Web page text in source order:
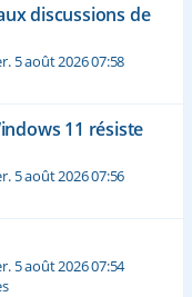
discussions de
5 août 2026 07:58
11 résiste
5 août 2026 07:56
5 août 2026 07:54